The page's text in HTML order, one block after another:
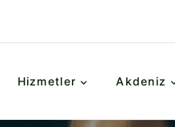
Hizmetler Akdeniz